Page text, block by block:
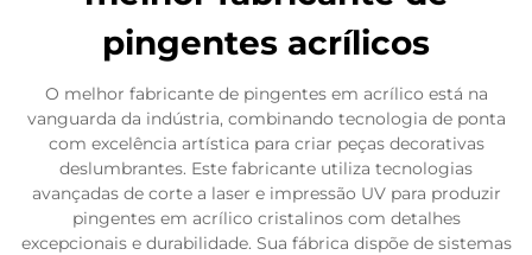
pingentes acrílicos
O melhor fabricante de pingentes em acrílico está na
vanguarda da indústria, combinando tecnologia de ponta
com excelência artística para criar peças decorativas
deslumbrantes. Este fabricante utiliza tecnologias
avançadas de corte a laser e impressão UV para produzir
pingentes em acrílico cristalinos com detalhes
excepcionais e durabilidade. Sua fábrica dispõe de sistemas